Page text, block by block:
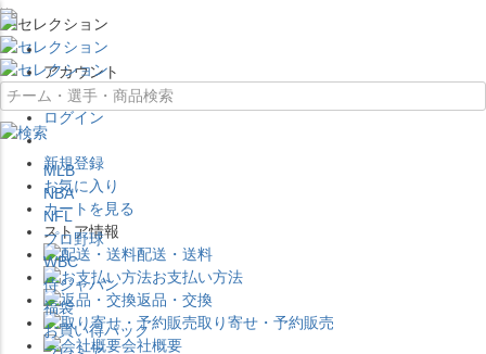
×
アカウント
ログイン
新規登録
お気に入り
カートを見る
ストア情報
配送・送料
お支払い方法
返品・交換
取り寄せ・予約販売
会社概要
MLB
NBA
NFL
プロ野球
WBC
侍ジャパン
福袋
お買い得パック